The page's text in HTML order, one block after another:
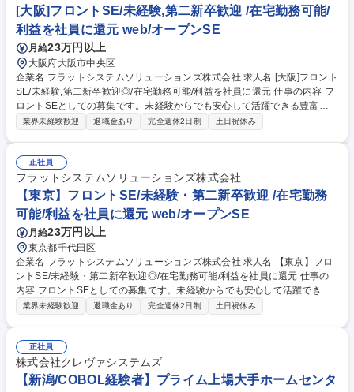
を活かして、早い段階から、大規模案件の最上流 工程や最先端技術に触れ
る事で、技術者として成長できる環境です。 募集職種 [大阪]フロントSE/
在宅勤務◎大手金融機関の次世代基幹システム開発に参画！
[大阪]フロントSE/未経験,第二新卒歓迎 /在宅勤務可能/
利益を社員に還元 web/オープンSE
月給23万円以上
大阪府大阪市中央区
企業名 フラットシステムソリューションズ株式会社 求人名 [大阪]フロント
SE/未経験,第二新卒歓迎◎/在宅勤務可能/利益を社員に還元 仕事の内容 フ
ロントSEとしての募集です。未経験からでも安心して活躍できる豊富な
教育制度がございます。主に大手企業（メーカー・金融）や官公庁のエン
らの信頼が厚いベテランSEが多数在籍し、強固な関係を 構築している
為、大手企業との直接取引を可能としています。 ◎直接取引ができる強み
を活かして、早い段階から、大規模案件の最上流 工程や最先端技術に触れ
る事で、技術者として成長できる環境です。 ※職種経験者（半年以上）給
与優遇あり※ 募集職種 [大阪]フロントSE/未経験,第二新卒歓迎◎/在宅勤務
可能/利益を社員に還元
業界未経験歓迎 退職金あり 完全週休2日制 土日祝休み
正社員
フラットシステムソリューションズ株式会社
【東京】フロントSE/未経験・第二新卒歓迎 /在宅勤務
可能/利益を社員に還元 web/オープンSE
月給23万円以上
東京都千代田区
企業名 フラットシステムソリューションズ株式会社 求人名 【東京】フロ
ントSE/未経験・第二新卒歓迎◎/在宅勤務可能/利益を社員に還元 仕事の
内容 フロントSEとしての募集です。未経験からでも安心して活躍できる
豊富な教育制度がございます。主に大手企業（メーカー・金融）や官公庁
トからの信頼が厚いベテランSEが多数在籍し、強固な関係を 構築してい
る為、大手企業との直接取引を可能としています。 ◎直接取引ができる強
みを活かして、早い段階から、大規模案件の最上流 工程や最先端技術に触
れる事で、技術者として成長できる環境です。 ※職種経験者（半年以上）
業界未経験歓迎 退職金あり 完全週休2日制 土日祝休み
正社員
株式会社クレヴァシステムズ
【新潟/COBOL経験者】プライム上場大手ホームセンタ